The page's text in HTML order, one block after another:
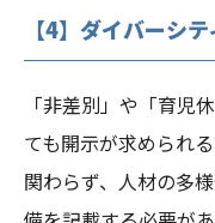
【4】ダイバーシテ
「非差別」や「育児
ても開示が求められ
関わらず、人材の多